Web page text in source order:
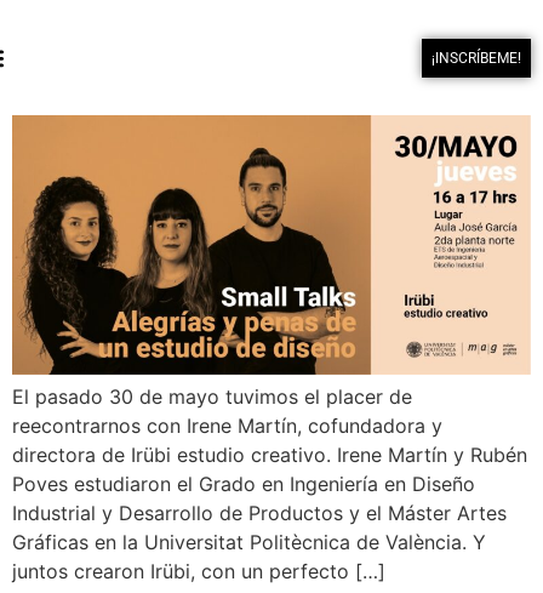
¡INSCRÍBEME!
El pasado 30 de mayo tuvimos el placer de
reecontrarnos con Irene Martín, cofundadora y
directora de Irübi estudio creativo. Irene Martín y Rubén
Poves estudiaron el Grado en Ingeniería en Diseño
Industrial y Desarrollo de Productos y el Máster Artes
Gráficas en la Universitat Politècnica de València. Y
juntos crearon Irübi, con un perfecto […]